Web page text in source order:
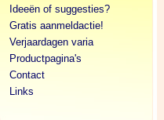
Ideeën of suggesties?
Gratis aanmeldactie!
Verjaardagen varia
Productpagina's
Contact
Links